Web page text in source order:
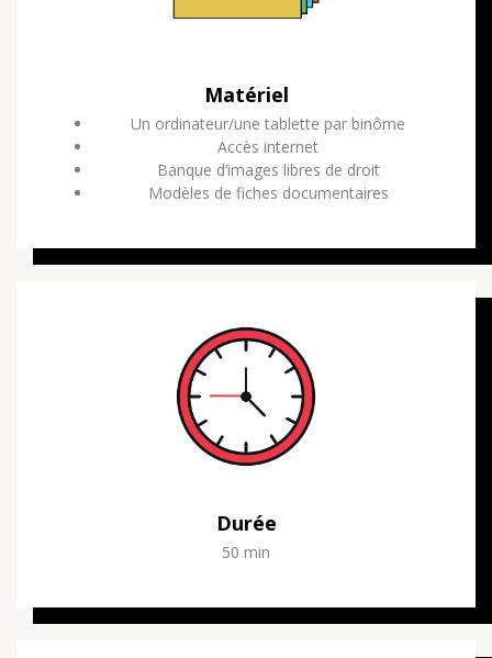
Matériel
Un ordinateur/une tablette par binôme
Accès internet
Banque d’images libres de droit
Modèles de fiches documentaires
Durée
50 min